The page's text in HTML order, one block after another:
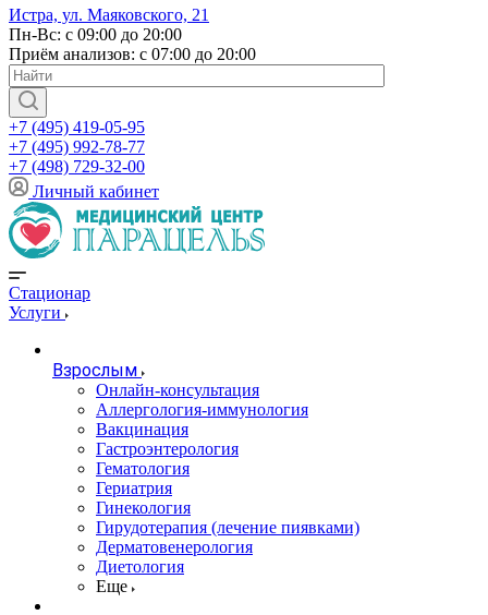
Истра, ул. Маяковского, 21
Пн-Вс: с 09:00 до 20:00
Приём анализов: с 07:00 до 20:00
+7 (495) 419-05-95
+7 (495) 992-78-77
+7 (498) 729-32-00
Личный кабинет
Стационар
Услуги
Взрослым
Онлайн-консультация
Аллергология-иммунология
Вакцинация
Гастроэнтерология
Гематология
Гериатрия
Гинекология
Гирудотерапия (лечение пиявками)
Дерматовенерология
Диетология
Еще